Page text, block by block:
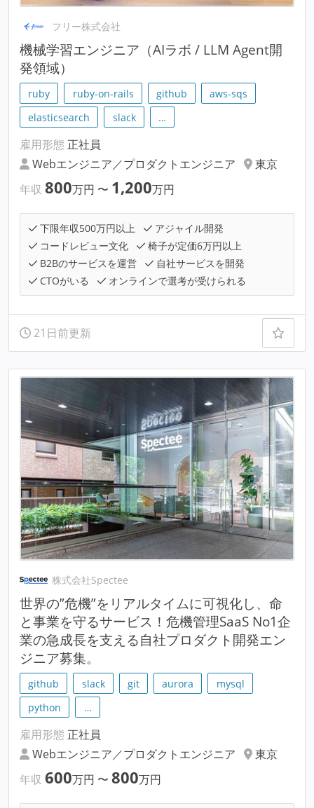
フリー株式会社
機械学習エンジニア（AIラボ / LLM Agent開
発領域）
ruby ruby-on-rails github
aws-sqs
elasticsearch
slack …
雇用形態 正社員
Webエンジニア／プロダクトエンジニア
東京
年収 800万円 〜 1,200万円
下限年収500万円以上
アジャイル開発
コードレビュー文化
椅子が定価6万円以上
B2Bのサービスを運営
自社サービスを開発
CTOがいる
オンラインで選考が受けられる
21日前更新
株式会社Spectee
世界の”危機”をリアルタイムに可視化し、命
と事業を守るサービス！危機管理SaaS No1企
業の急成長を支える自社プロダクト開発エン
ジニア募集。
github slack git aurora
mysql
python
…
雇用形態 正社員
Webエンジニア／プロダクトエンジニア
東京
年収 600万円 〜 800万円